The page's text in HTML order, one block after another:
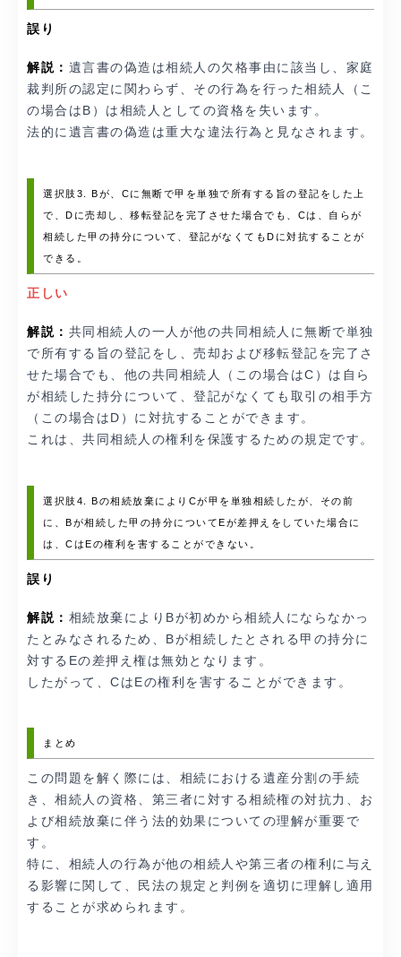
誤り
解説： 遺言書の偽造は相続人の欠格事由に該当し、家庭
裁判所の認定に関わらず、その行為を行った相続人（こ
の場合はB）は相続人としての資格を失います。
法的に遺言書の偽造は重大な違法行為と見なされます。
選択肢3. Bが、Cに無断で甲を単独で所有する旨の登記をした上
で、Dに売却し、移転登記を完了させた場合でも、Cは、自らが
相続した甲の持分について、登記がなくてもDに対抗することが
できる。
正しい
解説： 共同相続人の一人が他の共同相続人に無断で単独
で所有する旨の登記をし、売却および移転登記を完了さ
せた場合でも、他の共同相続人（この場合はC）は自ら
が相続した持分について、登記がなくても取引の相手方
（この場合はD）に対抗することができます。
これは、共同相続人の権利を保護するための規定です。
選択肢4. Bの相続放棄によりCが甲を単独相続したが、その前
に、Bが相続した甲の持分についてEが差押えをしていた場合に
は、CはEの権利を害することができない。
誤り
解説： 相続放棄によりBが初めから相続人にならなかっ
たとみなされるため、Bが相続したとされる甲の持分に
対するEの差押え権は無効となります。
したがって、CはEの権利を害することができます。
まとめ
この問題を解く際には、相続における遺産分割の手続
き、相続人の資格、第三者に対する相続権の対抗力、お
よび相続放棄に伴う法的効果についての理解が重要で
す。
特に、相続人の行為が他の相続人や第三者の権利に与え
る影響に関して、民法の規定と判例を適切に理解し適用
することが求められます。